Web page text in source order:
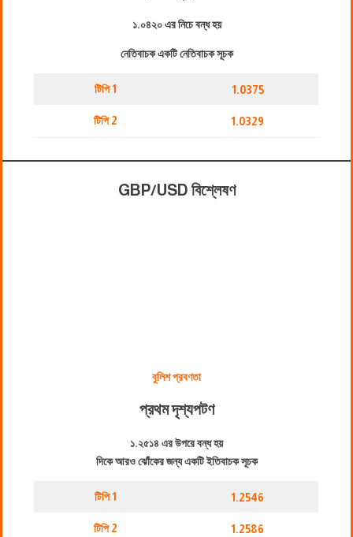
১.০৪২০ এর নিচে বন্ধ হয়
নেতিবাচক একটি নেতিবাচক সূচক
টিপি 1 1.0375
টিপি 2 1.0329
GBP/USD বিশ্লেষণ
বুলিশ প্রবণতা
প্রথম দৃশ্যপটণ
১.২৫১৪ এর উপরে বন্ধ হয়
দিকে আরও ঝোঁকের জন্য একটি ইতিবাচক সূচক
টিপি 1 1.2546
টিপি 2 1.2586